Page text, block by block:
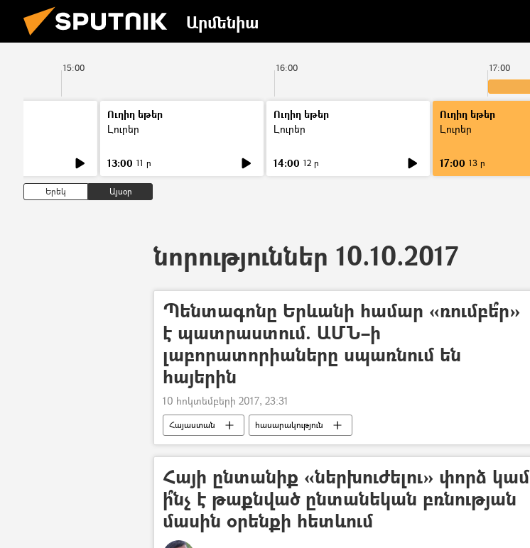
Արմենիա
15:00 16:00 17:00
Ուղիղ եթեր
Լուրեր
13:00 11 ր
Ուղիղ եթեր
Լուրեր
14:00 12 ր
Ուղիղ եթեր
Լուրեր
17:00 13 ր
Երեկ Այսօր
նորություններ 10.10.2017
Պենտագոնը Երևանի համար «ռումբե՞ր»
է պատրաստում. ԱՄՆ–ի
լաբորատորիաները սպառնում են
հայերին
10 հոկտեմբերի 2017, 23:31
Հայաստան հասարակություն
Հայի ընտանիք «ներխուժելու» փորձ կամ
ի՞նչ է թաքնված ընտանեկան բռնության
մասին օրենքի հետևում